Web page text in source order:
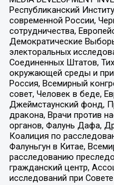
Республиканский
современной России,
сотрудничества,
Демократические
электоральных
Соединенных Штатов,
окружающей среды и
Россия, Всемирный
совет, Человек в беде,
Джеймстаунский фонд,
дракона, Врачи против
органов, Фалунь Дафа,
Коалиция по
Фалуньгун в Китае,
расследованию
гражданский центр,
исследований при